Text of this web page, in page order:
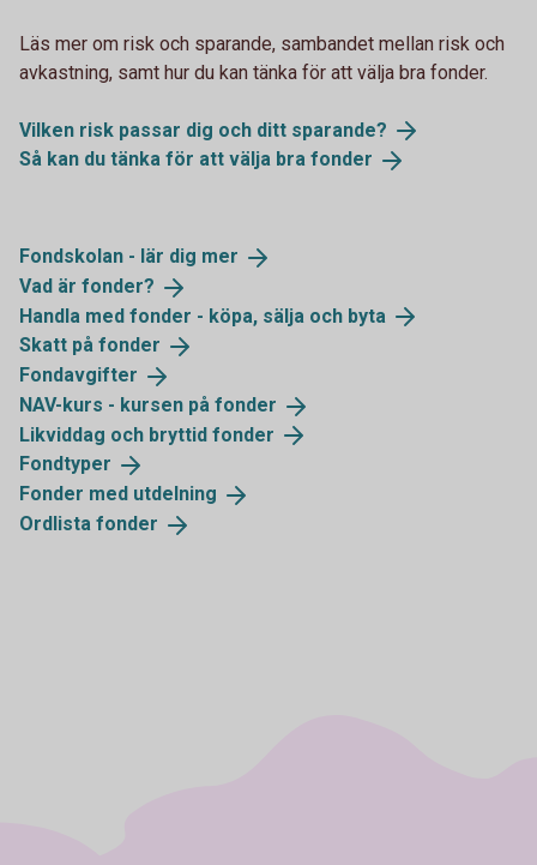
Läs mer om risk och sparande, sambandet mellan risk och
avkastning, samt hur du kan tänka för att välja bra fonder.
Vilken risk passar dig och ditt sparande?
Så kan du tänka för att välja bra fonder
Fondskolan - lär dig mer
Vad är fonder?
Handla med fonder - köpa, sälja och byta
Skatt på fonder
Fondavgifter
NAV-kurs - kursen på fonder
Likviddag och bryttid fonder
Fondtyper
Fonder med utdelning
Ordlista fonder